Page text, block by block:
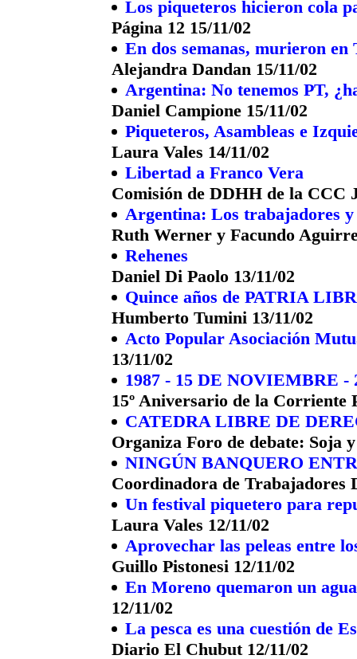
Los piqueteros hicieron cola
Página 12 15/11/02
En dos semanas, murieron
Alejandra Dandan 15/11/02
Argentina: No tenemos PT,
Daniel Campione 15/11/02
Piqueteros, Asambleas e
Laura Vales 14/11/02
Libertad a Franco Vera
Comisión de DDHH de la CCC
Argentina: Los trabajadores
Ruth Werner y Facundo
Rehenes
Daniel Di Paolo 13/11/02
Quince años de PATRIA
Humberto Tumini 13/11/02
Acto Popular Asociación
13/11/02
1987 - 15 DE NOVIEMBRE -
15º Aniversario de la Corriente
CATEDRA LIBRE DE
Organiza Foro de debate: Soja
NINGÚN BANQUERO
Coordinadora de Trabajadores
Un festival piquetero para
Laura Vales 12/11/02
Aprovechar las peleas entre
Guillo Pistonesi 12/11/02
En Moreno quemaron un
12/11/02
La pesca es una cuestión de
Diario El Chubut 12/11/02